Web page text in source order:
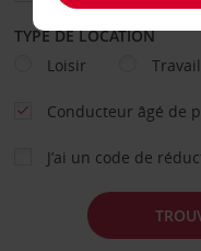
TYPE DE LOCATION
Loisir
Travail
Conducteur âgé de
J’ai un code de